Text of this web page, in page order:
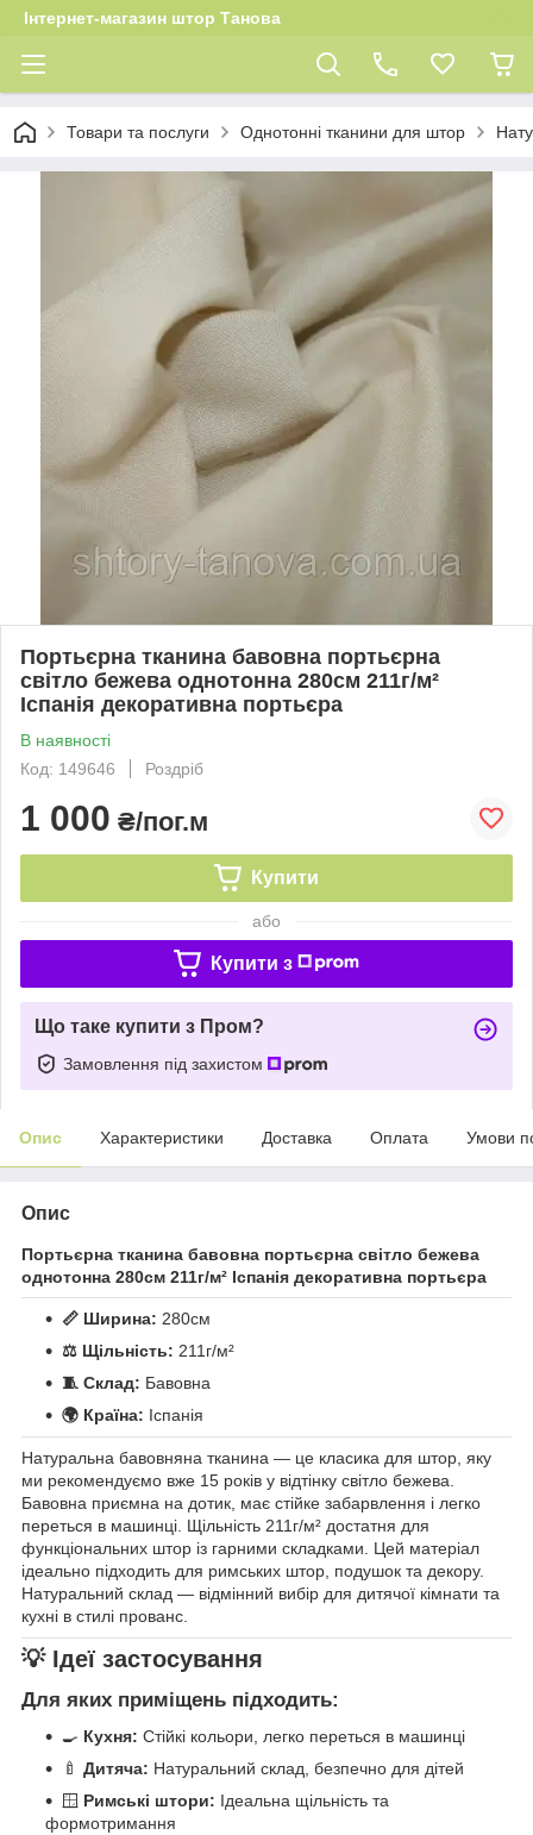
Інтернет-магазин штор Танова
Товари та послуги Однотонні тканини для штор
Портьєрна тканина бавовна портьєрна
світло бежева однотонна 280см 211г/м²
Іспанія декоративна портьєра
В наявності
Код: 149646
Роздріб
1 000 ₴/пог.м
Купити
або
Купити з
Що таке купити з Пром?
Замовлення під захистом
Опис Характеристики Доставка Оплата Умови
Опис
Портьєрна тканина бавовна портьєрна світло бежева
однотонна 280см 211г/м² Іспанія декоративна портьєра
📏 Ширина: 280см
⚖️ Щільність: 211г/м²
🧵 Склад: Бавовна
🌍 Країна: Іспанія
Натуральна бавовняна тканина — це класика для штор, яку
ми рекомендуємо вже 15 років у відтінку світло бежева.
Бавовна приємна на дотик, має стійке забарвлення і легко
переться в машинці. Щільність 211г/м² достатня для
функціональних штор із гарними складками. Цей матеріал
ідеально підходить для римських штор, подушок та декору.
Натуральний склад — відмінний вибір для дитячої кімнати та
кухні в стилі прованс.
💡 Ідеї застосування
Для яких приміщень підходить:
🍳 Кухня: Стійкі кольори, легко переться в машинці
🍼 Дитяча: Натуральний склад, безпечно для дітей
🪟 Римські штори: Ідеальна щільність та
формотримання